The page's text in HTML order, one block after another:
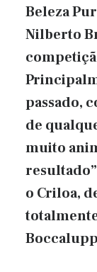
Beleza
Nilberto
passado,
de
muito
o Criloa,